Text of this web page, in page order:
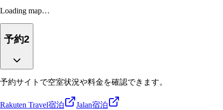
Loading map…
予約2
予約サイトで空室状況や料金を確認できます。
Rakuten Travel宿泊 Jalan宿泊